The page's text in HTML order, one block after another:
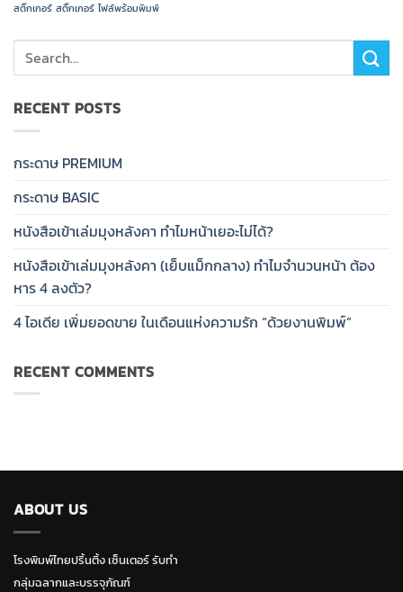
สติ๊กเกอร์ สติ๊กเกอร์ ไฟล์พร้อมพิมพ์
RECENT POSTS
กระดาษ PREMIUM
กระดาษ BASIC
หนังสือเข้าเล่มมุงหลังคา ทำไมหน้าเยอะไม่ได้?
หนังสือเข้าเล่มมุงหลังคา (เย็บแม็กกลาง) ทำไมจำนวนหน้า ต้อง
หาร 4 ลงตัว?
4 ไอเดีย เพิ่มยอดขาย ในเดือนแห่งความรัก “ด้วยงานพิมพ์”
RECENT COMMENTS
ABOUT US
โรงพิมพ์ไทยปริ้นติ้ง เซ็นเตอร์ รับทำ
กลุ่มฉลากและบรรจุภัณฑ์